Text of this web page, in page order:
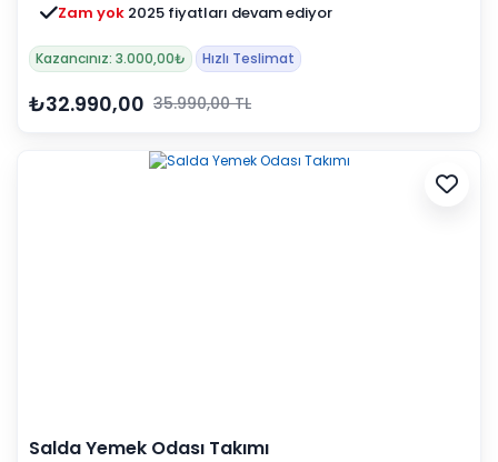
Zam yok 2025 fiyatları devam ediyor
Kazancınız: 3.000,00₺ Hızlı Teslimat
₺32.990,00 35.990,00 TL
Salda Yemek Odası Takımı